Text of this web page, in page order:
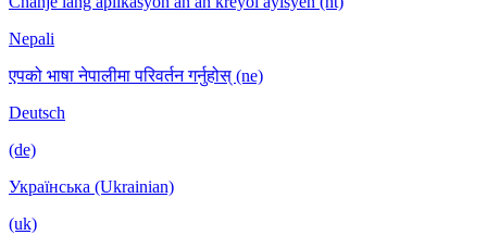
Nepali
एपको भाषा नेपालीमा परिवर्तन गर्नुहोस् (ne)
Deutsch
(de)
Українська (Ukrainian)
(uk)